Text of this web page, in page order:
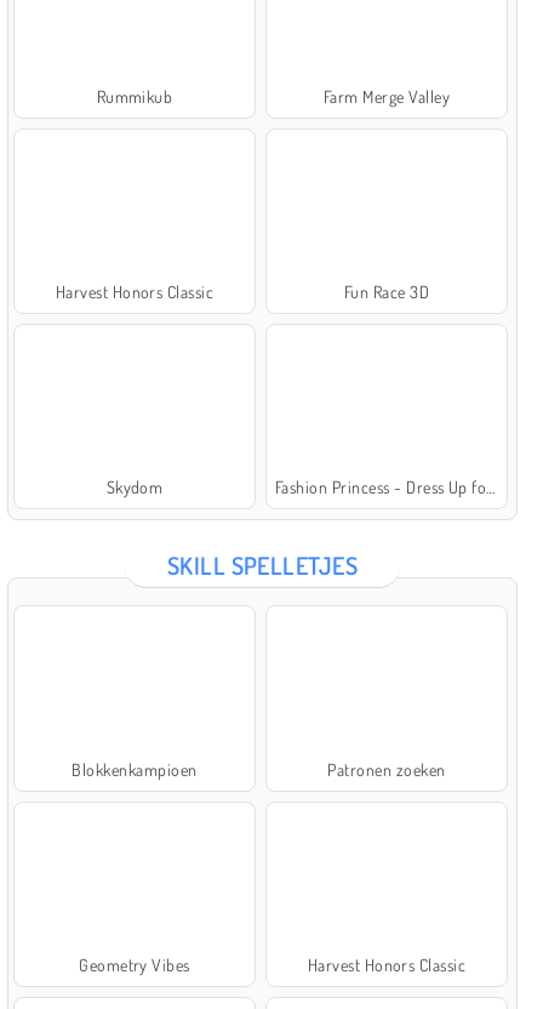
Rummikub Farm Merge Valley
Harvest Honors Classic Fun Race 3D
Skydom Fashion Princess - Dress Up for Girls
SKILL SPELLETJES
Blokkenkampioen Patronen zoeken
Geometry Vibes Harvest Honors Classic